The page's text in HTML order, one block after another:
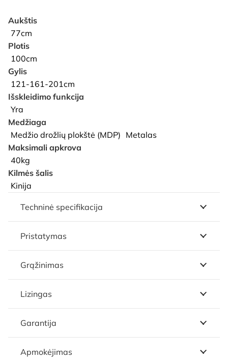
Aukštis
77cm
Plotis
100cm
Gylis
121-161-201cm
Išskleidimo funkcija
Yra
Medžiaga
Medžio drožlių plokštė (MDP) Metalas
Maksimali apkrova
40kg
Kilmės šalis
Kinija
Techninė specifikacija
Pristatymas
Grąžinimas
Lizingas
Garantija
Apmokėjimas